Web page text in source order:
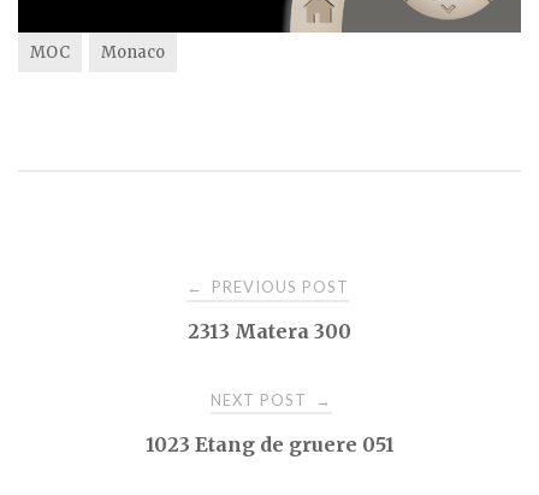
MOC Monaco
navigation
← PREVIOUS POST
2313 Matera 300
NEXT POST →
1023 Etang de gruere 051